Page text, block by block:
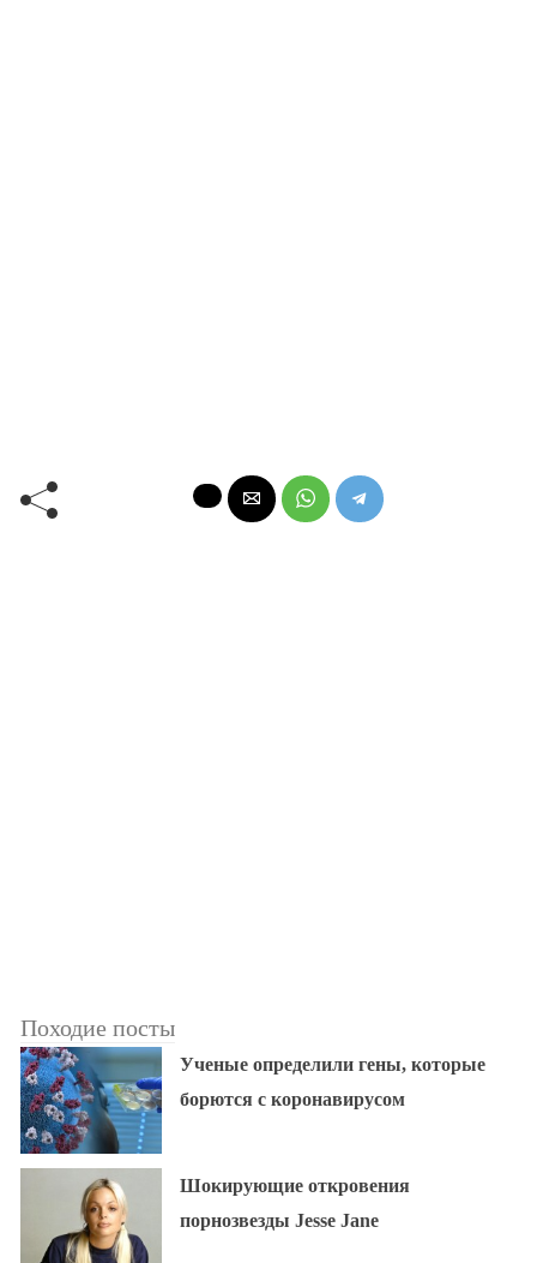
Походие посты
Ученые определили гены, которые
борются с коронавирусом
Шокирующие откровения
порнозвезды Jesse Jane